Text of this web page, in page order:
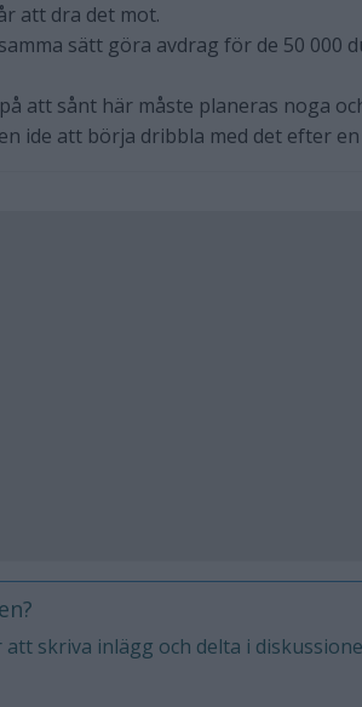
att dra det mot.
sätt göra avdrag för de 50 000
att sånt här måste planeras noga
ide att börja dribbla med det efter
skriva inlägg och delta i